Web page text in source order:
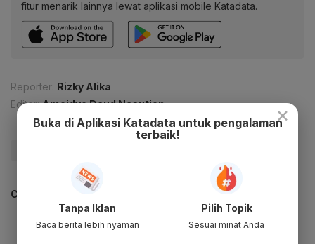
fitur menarik lainnya lewat aplikasi mobile Katadata.
Reporter: Rizky Alika
Editor: Ameidyo Daud Nasution
CEK JUGA DATA INI
×
Buka di Aplikasi Katadata untuk pengalaman
terbaik!
Tanpa Iklan
Baca berita lebih nyaman
Pilih Topik
Sesuai minat Anda